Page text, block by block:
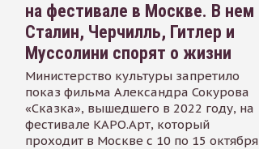
на фестивале в Москве. В нем
Сталин, Черчилль, Гитлер и
Муссолини спорят о жизни
Министерство культуры запретило
показ фильма Александра Сокурова
«Сказка», вышедшего в 2022 году, на
фестивале КАРО.Арт, который
проходит в Москве с 10 по 15 октября